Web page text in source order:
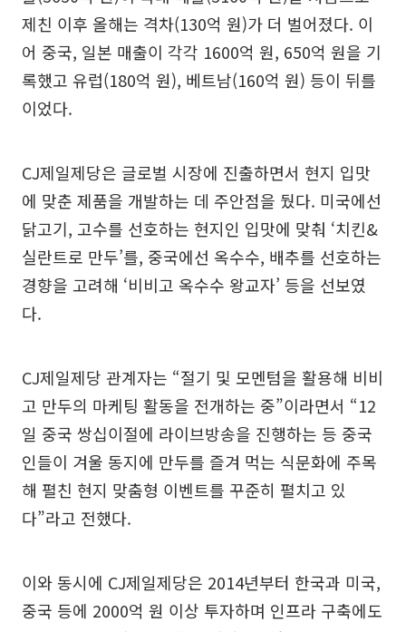
제친 이후 올해는 격차(130억 원)가 더 벌어졌다. 이
어 중국, 일본 매출이 각각 1600억 원, 650억 원을 기
록했고 유럽(180억 원), 베트남(160억 원) 등이 뒤를
이었다.
CJ제일제당은 글로벌 시장에 진출하면서 현지 입맛
에 맞춘 제품을 개발하는 데 주안점을 뒀다. 미국에선
닭고기, 고수를 선호하는 현지인 입맛에 맞춰 ‘치킨&
실란트로 만두’를, 중국에선 옥수수, 배추를 선호하는
경향을 고려해 ‘비비고 옥수수 왕교자’ 등을 선보였
다.
CJ제일제당 관계자는 “절기 및 모멘텀을 활용해 비비
고 만두의 마케팅 활동을 전개하는 중”이라면서 “12
일 중국 쌍십이절에 라이브방송을 진행하는 등 중국
인들이 겨울 동지에 만두를 즐겨 먹는 식문화에 주목
해 펼친 현지 맞춤형 이벤트를 꾸준히 펼치고 있
다”라고 전했다.
이와 동시에 CJ제일제당은 2014년부터 한국과 미국,
중국 등에 2000억 원 이상 투자하며 인프라 구축에도